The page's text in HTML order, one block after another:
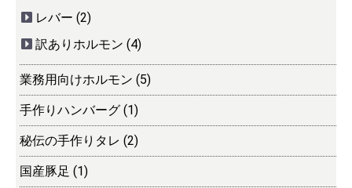
レバー (2)
訳ありホルモン (4)
業務用向けホルモン (5)
手作りハンバーグ (1)
秘伝の手作りタレ (2)
国産豚足 (1)